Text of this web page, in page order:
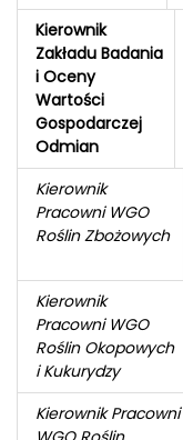
Kierownik
Zakładu Badania
i Oceny
Wartości
Gospodarczej
Odmian
Kierownik
Pracowni WGO
Roślin Zbożowych
Kierownik
Pracowni WGO
Roślin Okopowych
i Kukurydzy
Kierownik Pracowni